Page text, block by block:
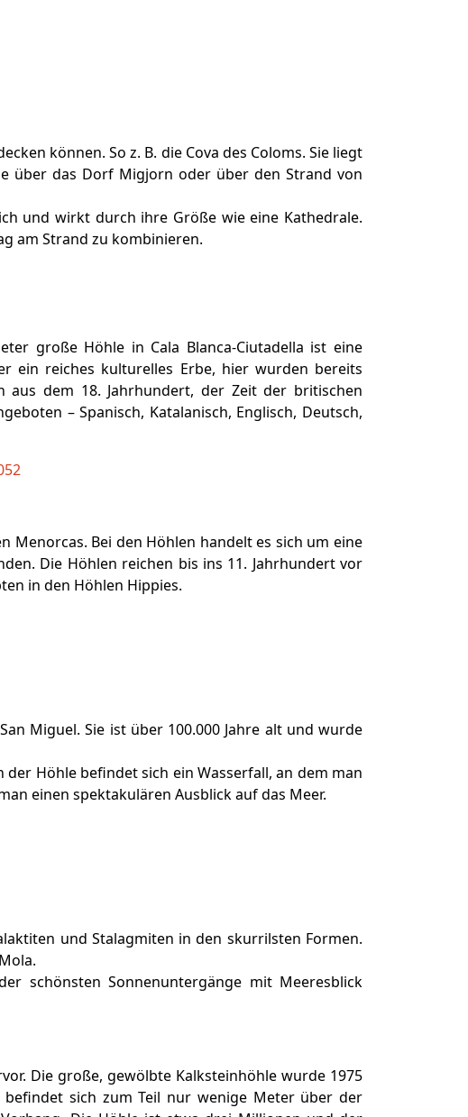
können. So z. B. die Cova des Coloms. Sie liegt
über das Dorf Migjorn oder über den Strand von
und wirkt durch ihre Größe wie eine Kathedrale.
am Strand zu kombinieren.
große Höhle in Cala Blanca-Ciutadella ist eine
ein reiches kulturelles Erbe, hier wurden bereits
aus dem 18. Jahrhundert, der Zeit der britischen
– Spanisch, Katalanisch, Englisch, Deutsch,
Menorcas. Bei den Höhlen handelt es sich um eine
Die Höhlen reichen bis ins 11. Jahrhundert vor
in den Höhlen Hippies.
Miguel. Sie ist über 100.000 Jahre alt und wurde
Höhle befindet sich ein Wasserfall, an dem man
einen spektakulären Ausblick auf das Meer.
und Stalagmiten in den skurrilsten Formen.
schönsten Sonnenuntergänge mit Meeresblick
Die große, gewölbte Kalksteinhöhle wurde 1975
sich zum Teil nur wenige Meter über der